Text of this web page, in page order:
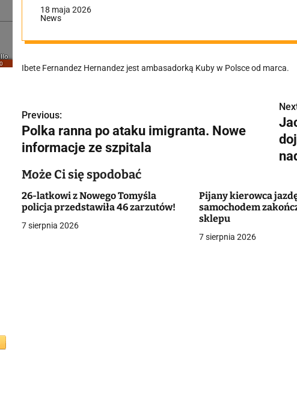
18 maja 2026
News
Ibete Fernandez Hernandez jest ambasadorką Kuby w Polsce od marca.
N
a
w
i
g
a
Previous:
Polka ranna po ataku imigranta. Nowe
informacje ze szpitala
Może Ci się spodobać
26-latkowi z Nowego Tomyśla
policja przedstawiła 46 zarzutów!
7 sierpnia 2026
Pijany kierowca
samochodem
sklepu
7 sierpnia 2026